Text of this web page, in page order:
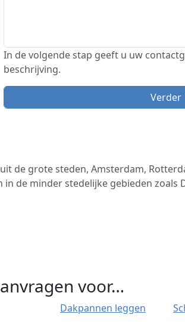
In de volgende stap geeft u uw
beschrijving.
de grote steden, Amsterdam,
de minder stedelijke gebieden zoals
voor…
Dakpannen leggen